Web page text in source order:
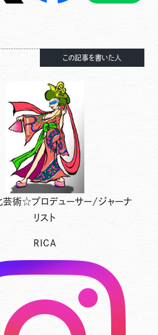
この記事を書いた人
芸術☆プロデューサー/ジャーナ
リスト
RICA